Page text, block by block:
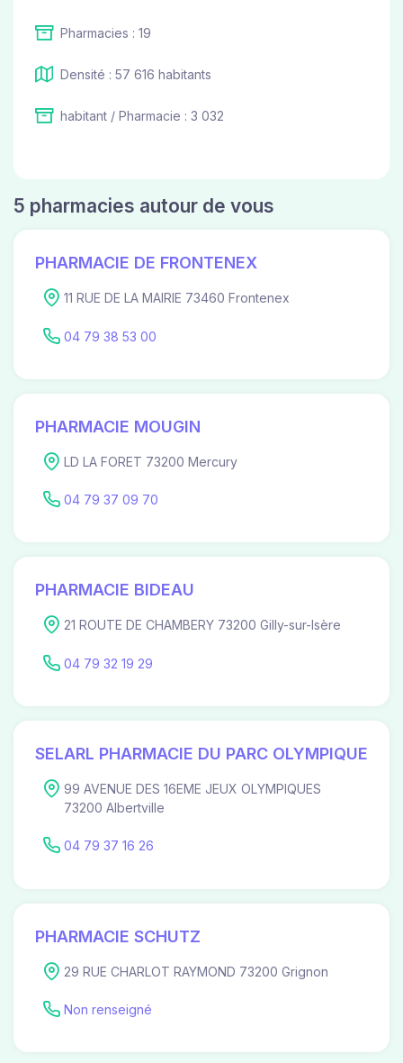
Pharmacies : 19
Densité : 57 616 habitants
habitant / Pharmacie : 3 032
5 pharmacies autour de vous
PHARMACIE DE FRONTENEX
11 RUE DE LA MAIRIE 73460 Frontenex
04 79 38 53 00
PHARMACIE MOUGIN
LD LA FORET 73200 Mercury
04 79 37 09 70
PHARMACIE BIDEAU
21 ROUTE DE CHAMBERY 73200 Gilly-sur-Isère
04 79 32 19 29
SELARL PHARMACIE DU PARC OLYMPIQUE
99 AVENUE DES 16EME JEUX OLYMPIQUES
73200 Albertville
04 79 37 16 26
PHARMACIE SCHUTZ
29 RUE CHARLOT RAYMOND 73200 Grignon
Non renseigné